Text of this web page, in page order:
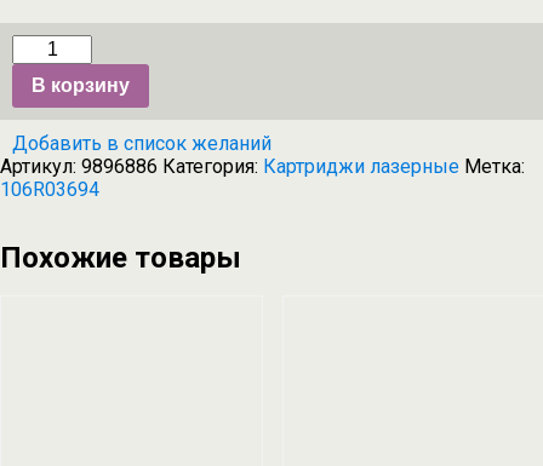
Количество
товара
Тонер-
картридж
Hi-
Black
(HB-
106R03694)
Phaser
6510/WC
В корзину
Добавить в список желаний
Артикул: 9896886 Категория: Картриджи лазерные Метка:
106R03694
Похожие товары